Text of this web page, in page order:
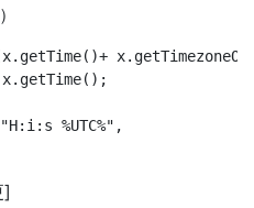
x.getTime();
%UTC%",
]